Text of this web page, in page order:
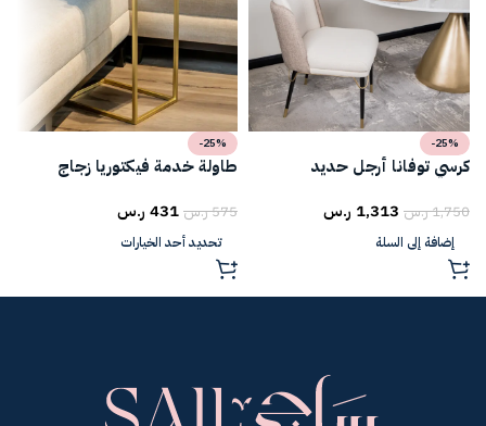
-25%
كرسي توفانا أرجل حديد
1,750ر.س 1,313 ر.س
إضافة إلى السلة
-25%
طاولة خدمة فيكتوريا زجاج
575ر.س431 ر.س
تحديد أحد الخيارات